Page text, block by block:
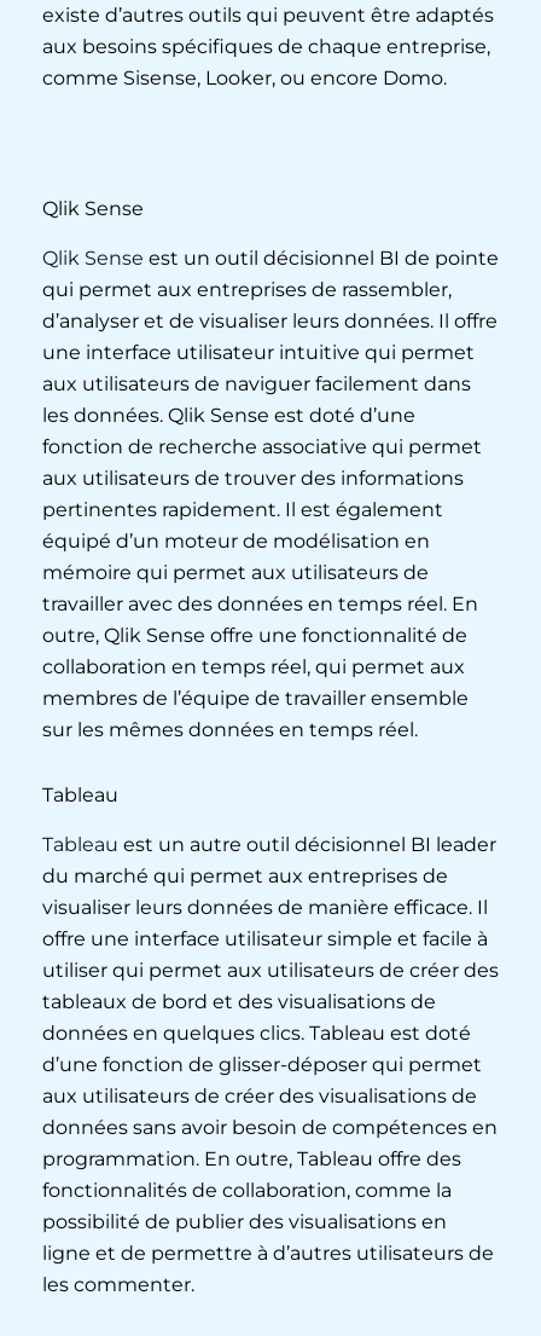
existe d’autres outils qui peuvent être adaptés
aux besoins spécifiques de chaque entreprise,
comme Sisense, Looker, ou encore Domo.
Qlik Sense
Qlik Sense est un outil décisionnel BI de pointe
qui permet aux entreprises de rassembler,
d’analyser et de visualiser leurs données. Il offre
une interface utilisateur intuitive qui permet
aux utilisateurs de naviguer facilement dans
les données. Qlik Sense est doté d’une
fonction de recherche associative qui permet
aux utilisateurs de trouver des informations
pertinentes rapidement. Il est également
équipé d’un moteur de modélisation en
mémoire qui permet aux utilisateurs de
travailler avec des données en temps réel. En
outre, Qlik Sense offre une fonctionnalité de
collaboration en temps réel, qui permet aux
membres de l’équipe de travailler ensemble
sur les mêmes données en temps réel.
Tableau
Tableau est un autre outil décisionnel BI leader
du marché qui permet aux entreprises de
visualiser leurs données de manière efficace. Il
offre une interface utilisateur simple et facile à
utiliser qui permet aux utilisateurs de créer des
tableaux de bord et des visualisations de
données en quelques clics. Tableau est doté
d’une fonction de glisser-déposer qui permet
aux utilisateurs de créer des visualisations de
données sans avoir besoin de compétences en
programmation. En outre, Tableau offre des
fonctionnalités de collaboration, comme la
possibilité de publier des visualisations en
ligne et de permettre à d’autres utilisateurs de
les commenter.